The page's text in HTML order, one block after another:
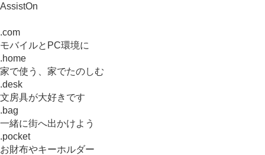
AssistOn
.com
モバイルとPC環境に
.home
家で使う、家でたのしむ
.desk
文房具が大好きです
.bag
一緒に街へ出かけよう
.pocket
お財布やキーホルダー